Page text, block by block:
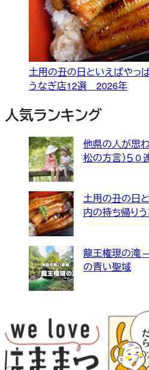
土用の丑の日といえばやっ
うなぎ店12選 2026年
人気ランキング
他県の人が思
松の方言）５０
土用の丑の日
内の持ち帰り
龍王権現の滝
の青い聖域